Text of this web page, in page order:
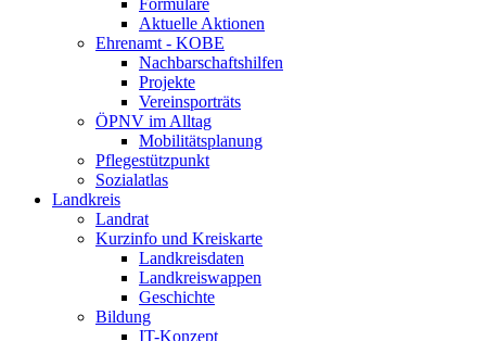
Formulare
Aktuelle Aktionen
Ehrenamt - KOBE
Nachbarschaftshilfen
Projekte
Vereinsporträts
ÖPNV im Alltag
Mobilitätsplanung
Pflegestützpunkt
Sozialatlas
Landkreis
Landrat
Kurzinfo und Kreiskarte
Landkreisdaten
Landkreiswappen
Geschichte
Bildung
IT-Konzept